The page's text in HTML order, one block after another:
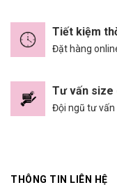
Tiết kiệm
Đặt hàng
Tư vấn size
Đội ngũ tư vấn
THÔNG TIN LIÊN HỆ